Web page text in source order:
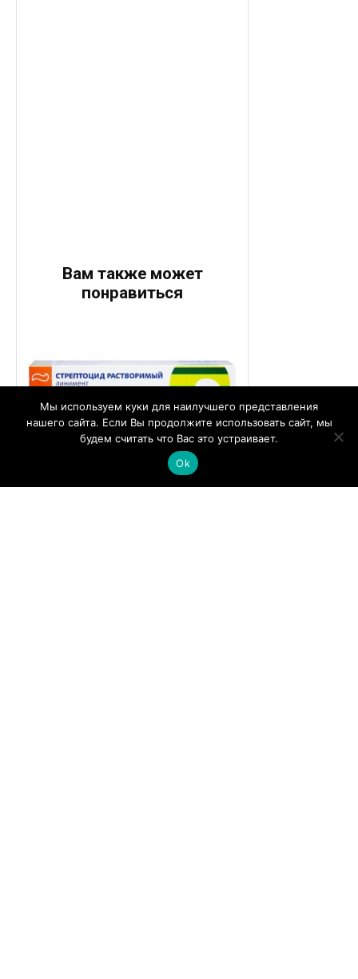
Вам также может
понравиться
Стрептоцидовая мазь: подробная
Мы используем куки для наилучшего представления
нашего сайта. Если Вы продолжите использовать сайт, мы
будем считать что Вас это устраивает.
Ok